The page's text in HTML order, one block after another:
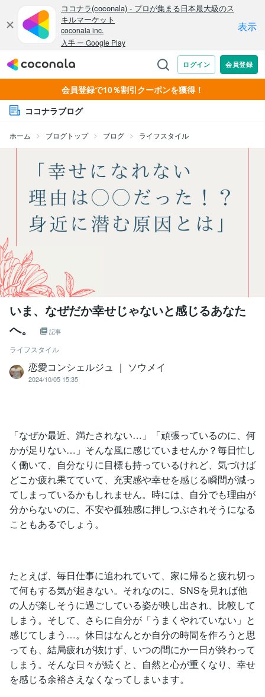
会員登録で10％割引クーポンを獲得！
ココナラブログ
ホーム ブログトップ ブログ ライフスタイル
いま、なぜだか幸せじゃないと感じるあなた
へ。
記事
ライフスタイル
恋愛コンシェルジュ ｜ ソウメイ
2024/10/05 15:35
「なぜか最近、満たされない…」「頑張っているのに、何
かが足りない…」そんな風に感じていませんか？毎日忙し
く働いて、自分なりに目標も持っているけれど、気づけば
どこか疲れ果てていて、充実感や幸せを感じる瞬間が減っ
てしまっているかもしれません。時には、自分でも理由が
分からないのに、不安や孤独感に押しつぶされそうになる
こともあるでしょう。
たとえば、毎日仕事に追われていて、家に帰ると疲れ切っ
て何もする気が起きない。それなのに、SNSを見れば他
の人が楽しそうに過ごしている姿が映し出され、比較して
しまう。そして、さらに自分が「うまくやれていない」と
感じてしまう…。休日はなんとか自分の時間を作ろうと思
っても、結局疲れが抜けず、いつの間にか一日が終わって
しまう。そんな日々が続くと、自然と心が重くなり、幸せ
を感じる余裕さえなくなってしまいます。